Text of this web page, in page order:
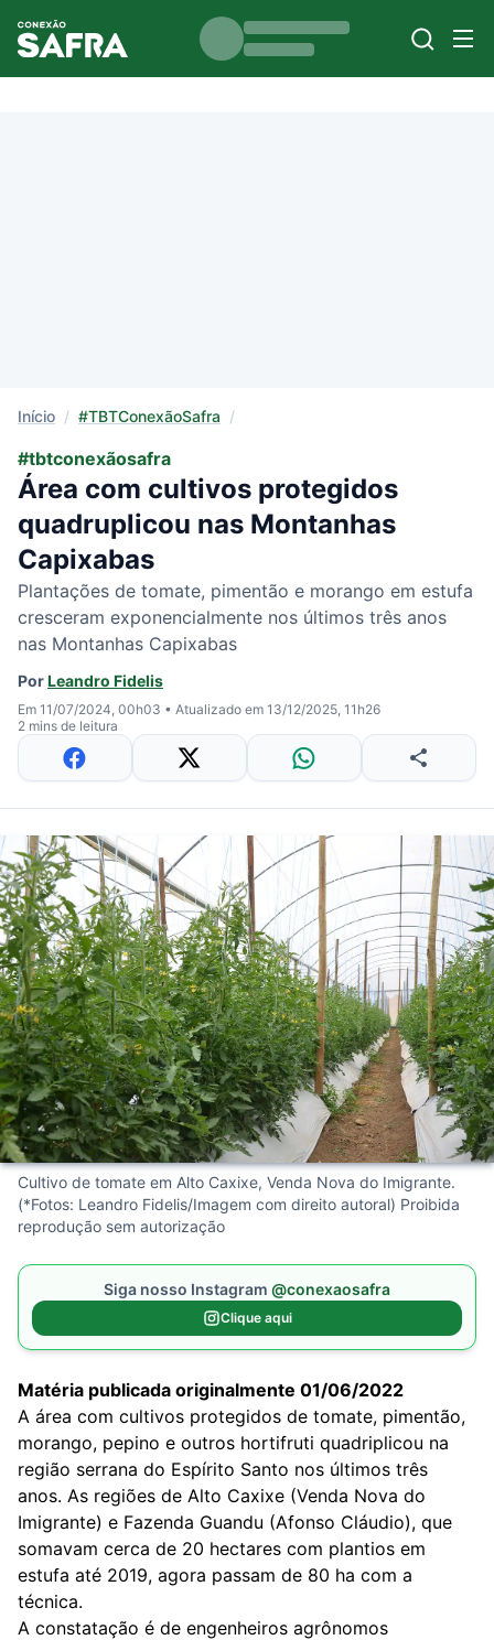
Início / #TBTConexãoSafra /
#tbtconexãosafra
Área com cultivos protegidos
quadruplicou nas Montanhas
Capixabas
Plantações de tomate, pimentão e morango em estufa
cresceram exponencialmente nos últimos três anos
nas Montanhas Capixabas
PorLeandro Fidelis
Em 11/07/2024, 00h03 • Atualizado em 13/12/2025, 11h26
2 mins de leitura
Cultivo de tomate em Alto Caxixe, Venda Nova do Imigrante.
(*Fotos: Leandro Fidelis/Imagem com direito autoral) Proibida
reprodução sem autorização
Siga nosso Instagram @conexaosafra
Clique aqui
Matéria publicada originalmente 01/06/2022
A área com cultivos protegidos de tomate, pimentão,
morango, pepino e outros hortifruti quadriplicou na
região serrana do Espírito Santo nos últimos três
anos. As regiões de Alto Caxixe (Venda Nova do
Imigrante) e Fazenda Guandu (Afonso Cláudio), que
somavam cerca de 20 hectares com plantios em
estufa até 2019, agora passam de 80 ha com a
técnica.
A constatação é de engenheiros agrônomos